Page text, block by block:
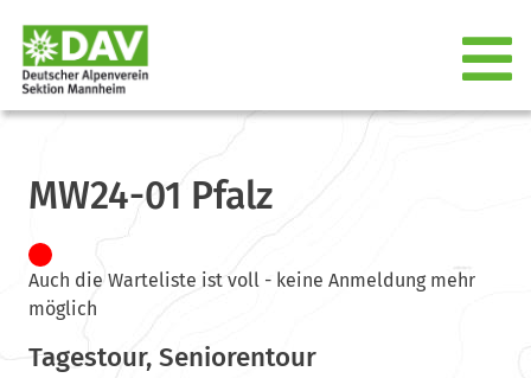
MW24-01 Pfalz
Auch die Warteliste ist voll - keine Anmeldung mehr
möglich
Tagestour, Seniorentour